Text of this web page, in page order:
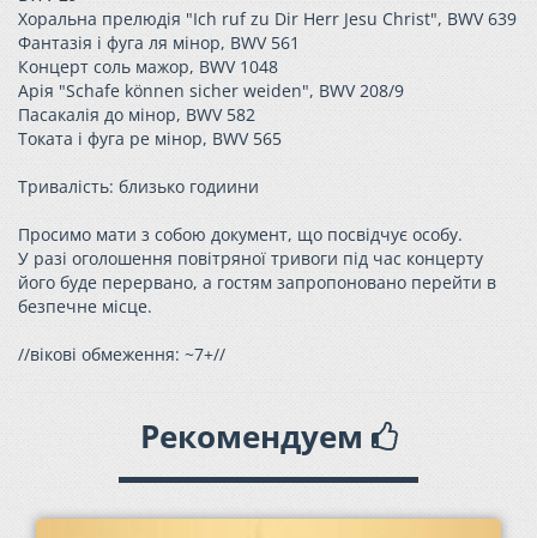
Хоральна прелюдія "Ich ruf zu Dir Herr Jesu Christ", BWV 639
Фантазія і фуга ля мінор, BWV 561
Концерт соль мажор, BWV 1048
Арія "Schafe können sicher weiden", BWV 208/9
Пасакалія до мінор, BWV 582
Токата і фуга ре мінор, BWV 565
Тривалість: близько годиини
Просимо мати з собою документ, що посвідчує особу.
У разі оголошення повітряної тривоги під час концерту
його буде перервано, а гостям запропоновано перейти в
безпечне місце.
//вікові обмеження: ~7+//
Рекомендуем